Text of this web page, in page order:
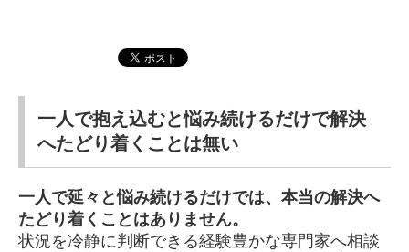
一人で抱え込むと悩み続けるだけで解決
へたどり着くことは無い
一人で延々と悩み続けるだけでは、本当の解決へ
たどり着くことはありません。
状況を冷静に判断できる経験豊かな専門家へ相談